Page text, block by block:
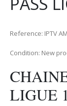
Reference: IPTV
Condition: New
LIGUE